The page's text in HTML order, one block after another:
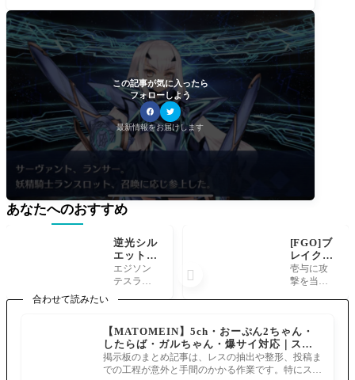
この記事が気に入ったら
フォローしよう
最新情報をお届けします
合わせて読みたい
【MATOMEIN】5ch・おーぷん2ちゃん・
したらば・ガルちゃん・爆サイ対応｜スマ
ホでまとめ記事を作れるアプリ FGOのまと
め記事ができるまで
掲示板のまとめ記事は、レスの抽出や整形、投稿ま
での工程が意外と手間のかかる作業です。特にスマ
あなたへのおすすめ
逆光シル
エットの
サーヴァ
ント[FG
ス]マス
ター達の
正体考察
エジソン
テスラ大
いよーか
るでらっ
くす！ 金
時 フラン
[FGO]ブ
レイクし
たら対粛
清防御を
ミックど
うなって
るの？高
難易度
壱与に攻
撃を当て
昇運気が
上がると
エネミー
で茶柱出
